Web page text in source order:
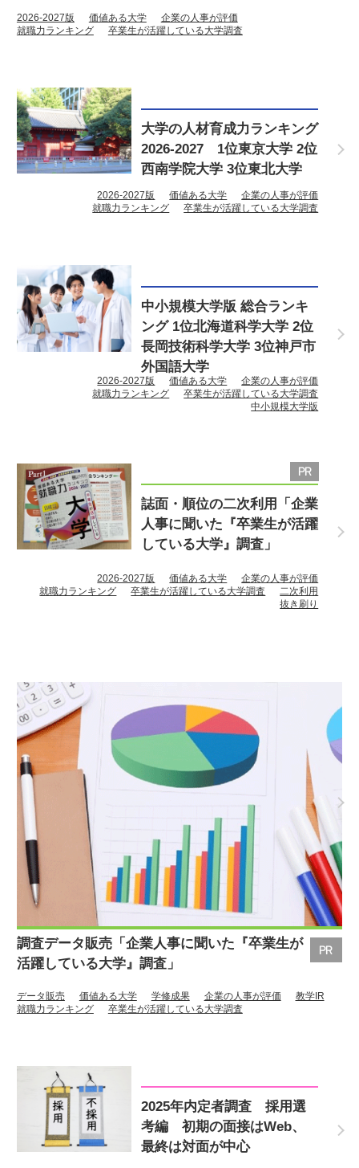
2026-2027版 価値ある大学
企業の人事が評価
就職力ランキング
卒業生が活躍している大学調査
大学の人材育成力ランキング
2026-2027 1位東京大学 2位
西南学院大学 3位東北大学
2026-2027版 価値ある大学
企業の人事が評価
就職力ランキング
卒業生が活躍している大学調査
中小規模大学版 総合ランキ
ング 1位北海道科学大学 2位
長岡技術科学大学 3位神戸市
外国語大学
2026-2027版 価値ある大学
企業の人事が評価
就職力ランキング
卒業生が活躍している大学調査
中小規模大学版
誌面・順位の二次利用「企業
人事に聞いた『卒業生が活躍
している大学』調査」
2026-2027版 価値ある大学
企業の人事が評価
就職力ランキング
卒業生が活躍している大学調査
二次利用
抜き刷り
調査データ販売「企業人事に聞いた『卒業生が
活躍している大学』調査」
データ販売 価値ある大学 学修成果 企業の人事が評価
教学IR
就職力ランキング
卒業生が活躍している大学調査
2025年内定者調査 採用選
考編 初期の面接はWeb、
最終は対面が中心